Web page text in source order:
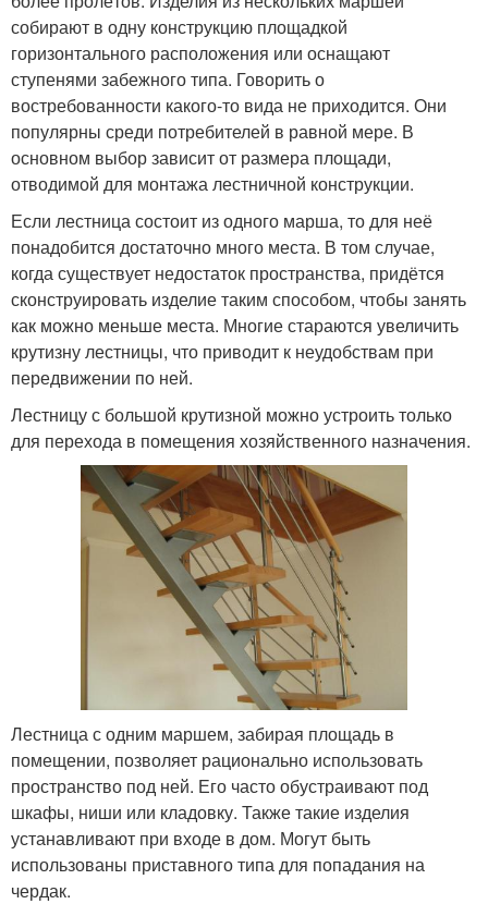
собирают в одну конструкцию площадкой
горизонтального расположения или оснащают
ступенями забежного типа. Говорить о
востребованности какого-то вида не приходится. Они
популярны среди потребителей в равной мере. В
основном выбор зависит от размера площади,
отводимой для монтажа лестничной конструкции.
Если лестница состоит из одного марша, то для неё
понадобится достаточно много места. В том случае,
когда существует недостаток пространства, придётся
сконструировать изделие таким способом, чтобы занять
как можно меньше места. Многие стараются увеличить
крутизну лестницы, что приводит к неудобствам при
передвижении по ней.
Лестницу с большой крутизной можно устроить только
для перехода в помещения хозяйственного назначения.
Лестница с одним маршем, забирая площадь в
помещении, позволяет рационально использовать
пространство под ней. Его часто обустраивают под
шкафы, ниши или кладовку. Также такие изделия
устанавливают при входе в дом. Могут быть
использованы приставного типа для попадания на
чердак.